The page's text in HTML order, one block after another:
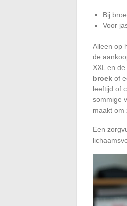
Bij
Voor
Alleen op
de
XXL en
broek of
leeftijd of
sommige
maakt om
Een